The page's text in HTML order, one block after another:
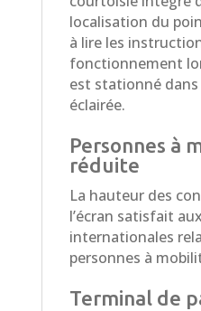
localisation du
à lire les
fonctionnement
est stationné dans
éclairée.
Personnes à
réduite
La hauteur des
l’écran satisfait
internationales
personnes à
Terminal de